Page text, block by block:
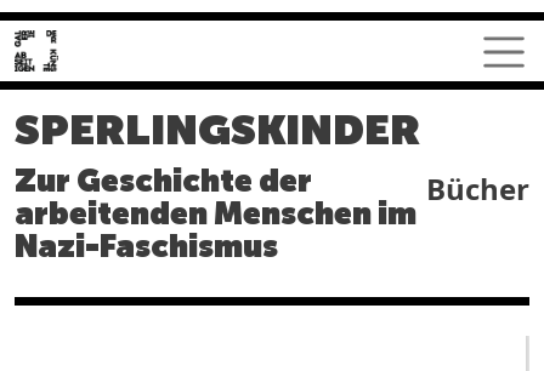
Direkt zum Inhalt
SPERLINGSKINDER
Bücher
Zur Geschichte der
arbeitenden Menschen im
Nazi-Faschismus